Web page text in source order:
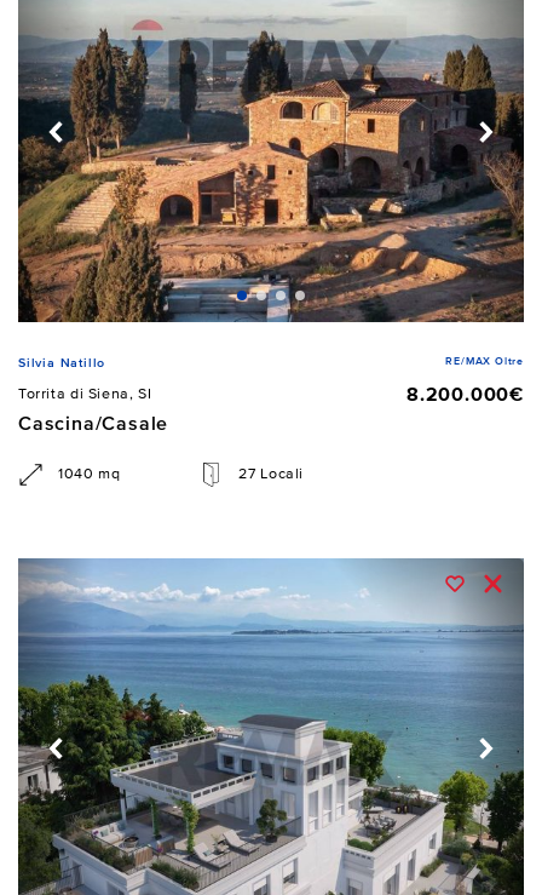
Silvia Natillo RE/MAX Oltre
Torrita di Siena, SI
8.200.000€
Cascina/Casale
1040 mq 27 Locali